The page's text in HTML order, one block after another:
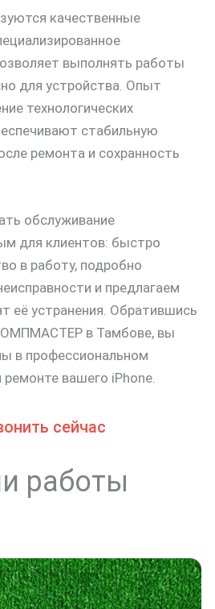
качественные
выполнять работы
для устройства. Опыт
технологических
стабильную
ремонта и сохранность
обслуживание
для клиентов: быстро
в работу, подробно
и предлагаем
её устранения. Обратившись
в Тамбове, вы
в профессиональном
вашего iPhone.
сейчас
работы